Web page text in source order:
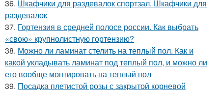
36. Шкафчики для раздевалок спортзал. Шкафчики для
раздевалок
37. Гортензия в средней полосе россии. Как выбрать
«свою» крупнолистную гортензию?
38. Можно ли ламинат стелить на теплый пол. Как и
какой укладывать ламинат под теплый пол, и можно ли
его вообще монтировать на теплый пол
39. Посадка плетистой розы с закрытой корневой